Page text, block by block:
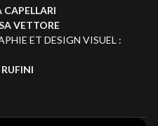
CAPELLARI
VETTORE
ET DESIGN VISUEL :